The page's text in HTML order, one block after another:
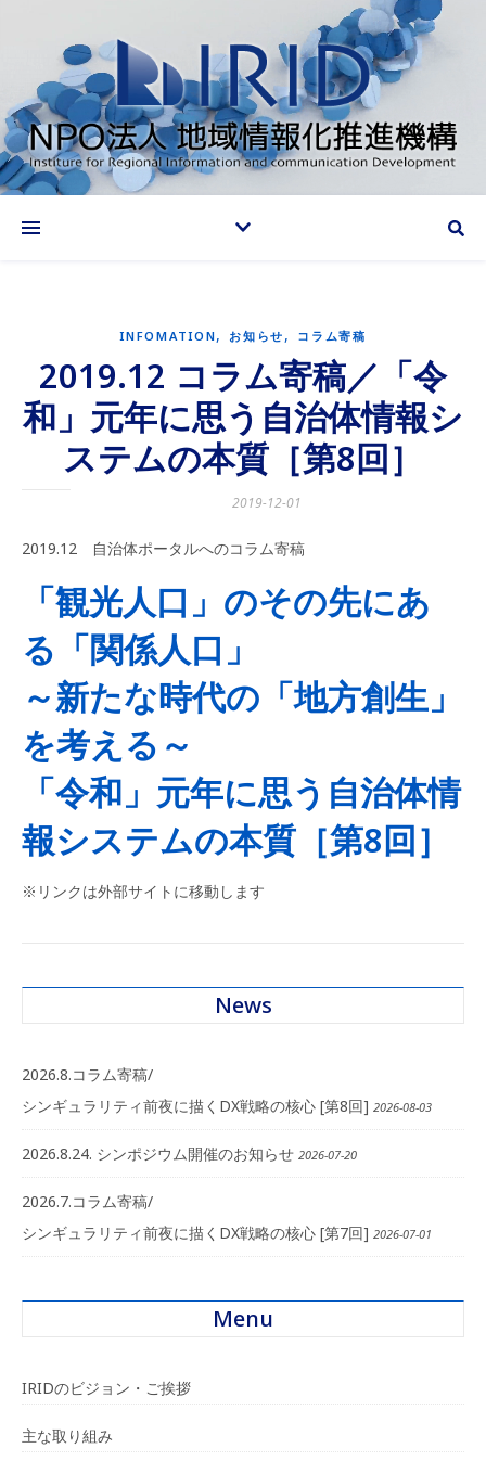
INFOMATION,お知らせ , コラム寄稿
2019.12 コラム寄稿／「令
和」元年に思う自治体情報シ
ステムの本質［第8回］
2019-12-01
2019.12 自治体ポータルへのコラム寄稿
「観光人口」のその先にあ
る「関係人口」
～新たな時代の「地方創生」
を考える～
「令和」元年に思う自治体情
報システムの本質［第8回］
※リンクは外部サイトに移動します
News
2026.8.コラム寄稿/
シンギュラリティ前夜に描くDX戦略の核心 [第8回] 2026-08-03
2026.8.24. シンポジウム開催のお知らせ 2026-07-20
2026.7.コラム寄稿/
シンギュラリティ前夜に描くDX戦略の核心 [第7回] 2026-07-01
Menu
IRIDのビジョン・ご挨拶
主な取り組み